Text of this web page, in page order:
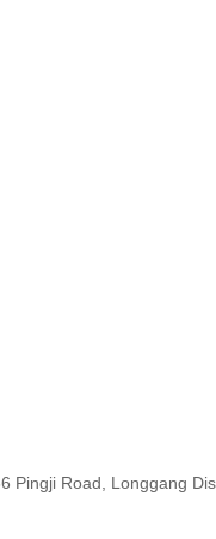
Pingji Road, Longgang